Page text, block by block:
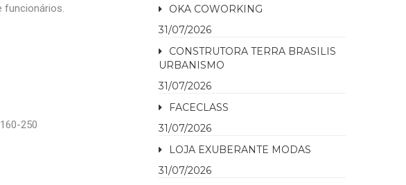
funcionários.
250
OKA COWORKING
31/07/2026
CONSTRUTORA TERRA BRASILIS
URBANISMO
31/07/2026
FACECLASS
31/07/2026
LOJA EXUBERANTE MODAS
31/07/2026